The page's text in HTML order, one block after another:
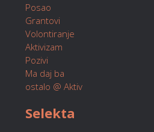
Posao
Grantovi
Volontiranje
Aktivizam
Pozivi
Ma daj ba
ostalo @ Aktiv
Selekta